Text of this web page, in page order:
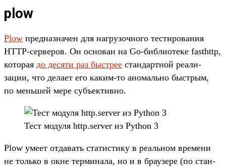
plow
Plow пред­назна­чен для наг­рузоч­ного тес­тирова­ния
HTTP-сер­веров. Он осно­ван на Go-биб­лиоте­ке fasthttp,
которая до десяти раз быс­трее стан­дар­тной реали­
зации, что дела­ет его каким‑то ано­маль­но быс­трым,
по мень­шей мере субъ­ективно.
Тест модуля http.server из Python 3
Plow уме­ет отда­вать ста­тис­тику в реаль­ном вре­мени
не толь­ко в окне тер­минала, но и в бра­узе­ре (по стан­